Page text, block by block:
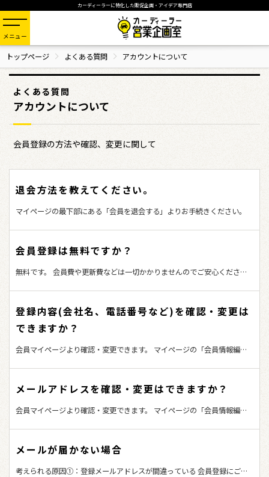
カーディーラーに特化した販促企画・アイデア専門店
メニュー
トップページ よくある質問 アカウントについて
よくある質問
アカウントについて
会員登録の方法や確認、変更に関して
退会方法を教えてください。
マイページの最下部にある「会員を退会する」よりお手続きください。
会員登録は無料ですか？
無料です。 会員費や更新費などは一切かかりませんのでご安心くださ
登録内容(会社名、電話番号など)を確認・変更は
できますか？
会員マイページより確認・変更できます。 マイページの「会員情報編集
メールアドレスを確認・変更はできますか？
会員マイページより確認・変更できます。 マイページの「会員情報編集
メールが届かない場合
考えられる原因①：登録メールアドレスが間違っている 会員登録にご使